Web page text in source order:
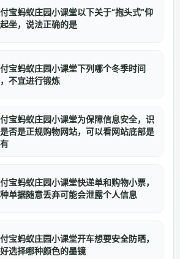
宝蚂蚁庄园小课堂以下关于“抱头式”仰
坐，说法正确的是
宝蚂蚁庄园小课堂下列哪个冬季时间
不宜进行锻炼
宝蚂蚁庄园小课堂为保障信息安全，识
否是正规购物网站，可以看网站底部是
宝蚂蚁庄园小课堂快递单和购物小票，
单据随意丢弃可能会泄露个人信息
宝蚂蚁庄园小课堂开车想要安全防晒，
选择哪种颜色的墨镜